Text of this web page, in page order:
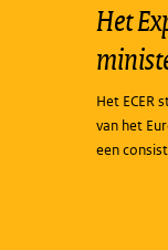
Het
Het ECER
van het
een